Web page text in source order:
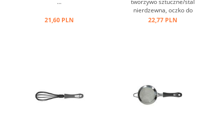
...
21,60 PLN
tworzywo sztuczne/stal
nierdzewna, oczko do
zawieszania ...
22,77 PLN